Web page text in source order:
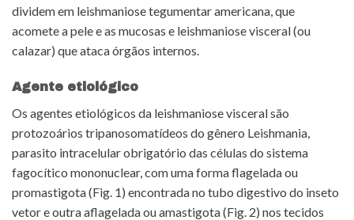
dividem em leishmaniose tegumentar americana, que
acomete a pele e as mucosas e leishmaniose visceral (ou
calazar) que ataca órgãos internos.
Agente etiológico
Os agentes etiológicos da leishmaniose visceral são
protozoários tripanosomatídeos do gênero Leishmania,
parasito intracelular obrigatório das células do sistema
fagocítico mononuclear, com uma forma flagelada ou
promastigota (Fig. 1) encontrada no tubo digestivo do inseto
vetor e outra aflagelada ou amastigota (Fig. 2) nos tecidos